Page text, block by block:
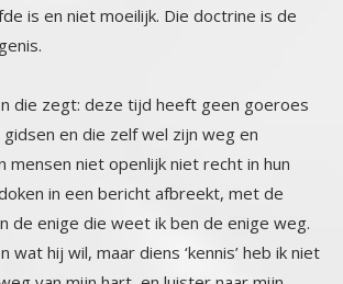
die zegt: deze tijd heeft geen goeroes
gidsen en die zelf wel zijn weg en
mensen niet openlijk niet recht in hun
in een bericht afbreekt, met de
de enige die weet ik ben de enige weg.
wat hij wil, maar diens ‘kennis’ heb ik niet
weg van mijn hart, en luister naar mijn